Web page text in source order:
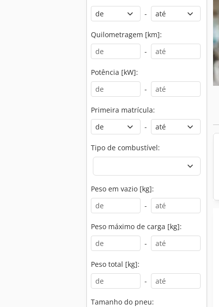
-
Quilometragem [km]:
-
Potência [kW]:
-
Primeira matrícula:
-
Tipo de combustível:
Peso em vazio [kg]:
-
Peso máximo de carga [kg]:
-
Peso total [kg]:
-
Tamanho do pneu: